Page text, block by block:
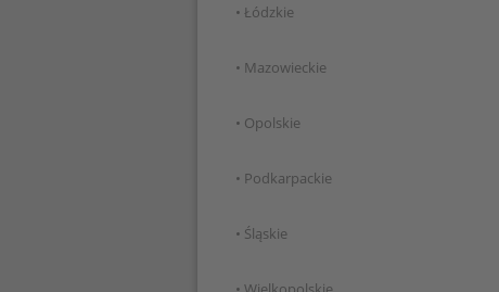
• Łódzkie
• Mazowieckie
• Opolskie
• Podkarpackie
• Śląskie